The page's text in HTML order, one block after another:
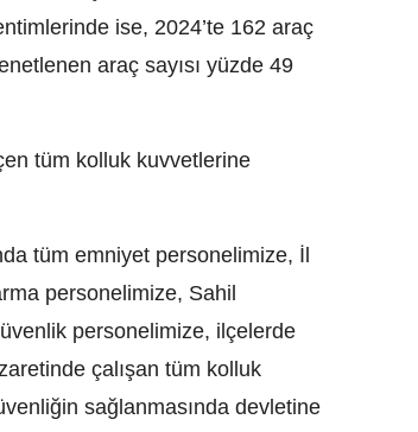
ise, 2024’te 162 araç
araç sayısı yüzde 49
tüm kolluk kuvvetlerine
tüm emniyet personelimize, İl
personelimize, Sahil
personelimize, ilçelerde
çalışan tüm kolluk
sağlanmasında devletine